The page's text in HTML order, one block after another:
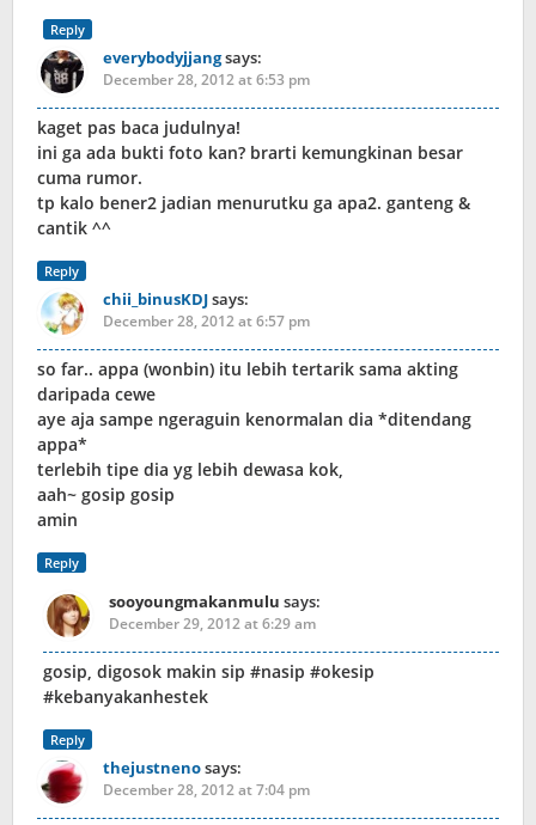
Reply
everybodyjjangsays:
December 28, 2012 at 6:53 pm
kaget pas baca judulnya!
ini ga ada bukti foto kan? brarti kemungkinan besar
cuma rumor.
tp kalo bener2 jadian menurutku ga apa2. ganteng &
cantik ^^
Reply
chii_binusKDJsays:
December 28, 2012 at 6:57 pm
so far.. appa (wonbin) itu lebih tertarik sama akting
daripada cewe
aye aja sampe ngeraguin kenormalan dia *ditendang
appa*
terlebih tipe dia yg lebih dewasa kok,
aah~ gosip gosip
amin
Reply
sooyoungmakanmulu says:
December 29, 2012 at 6:29 am
gosip, digosok makin sip #nasip #okesip
#kebanyakanhestek
Reply
thejustnenosays:
December 28, 2012 at 7:04 pm